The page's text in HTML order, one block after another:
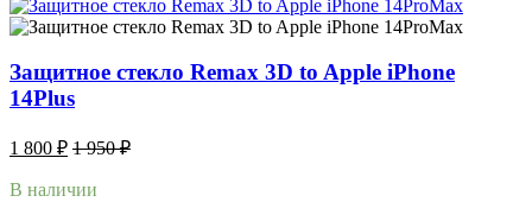
Защитное стекло Remax 3D to Apple iPhone
14Plus
1 800 ₽ 1 950₽
В наличии